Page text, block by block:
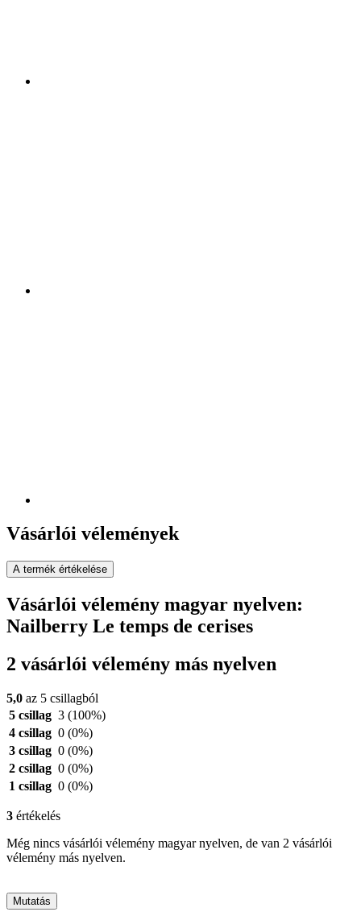
Vásárlói vélemények
A termék értékelése
Vásárlói vélemény magyar nyelven:
Nailberry Le temps de cerises
2 vásárlói vélemény más nyelven
5,0 az 5 csillagból
5 csillag 3 (100%)
4 csillag 0 (0%)
3 csillag 0 (0%)
2 csillag 0 (0%)
1 csillag 0 (0%)
3 értékelés
Még nincs vásárlói vélemény magyar nyelven, de van 2 vásárlói
vélemény más nyelven.
Mutatás